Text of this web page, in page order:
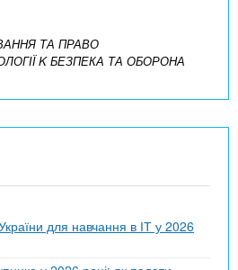
ТА ПРАВО
K БЕЗПЕКА ТА ОБОРОНА
для навчання в ІТ у 2026